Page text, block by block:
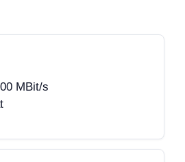
MBit/s